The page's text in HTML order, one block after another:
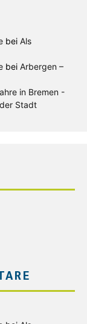
bei Als
bei Arbergen –
in Bremen -
Stadt